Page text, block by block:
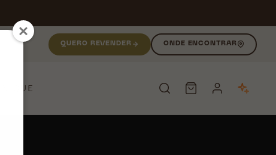
QUERO REVENDER ONDE ENCONTRAR
UNIQUE